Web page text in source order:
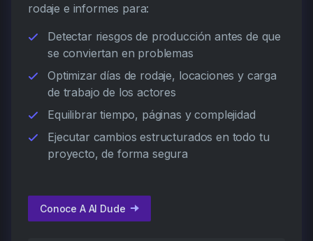
rodaje e informes para:
Detectar riesgos de producción antes de que
se conviertan en problemas
Optimizar días de rodaje, locaciones y carga
de trabajo de los actores
Equilibrar tiempo, páginas y complejidad
Ejecutar cambios estructurados en todo tu
proyecto, de forma segura
Conoce A AI Dude